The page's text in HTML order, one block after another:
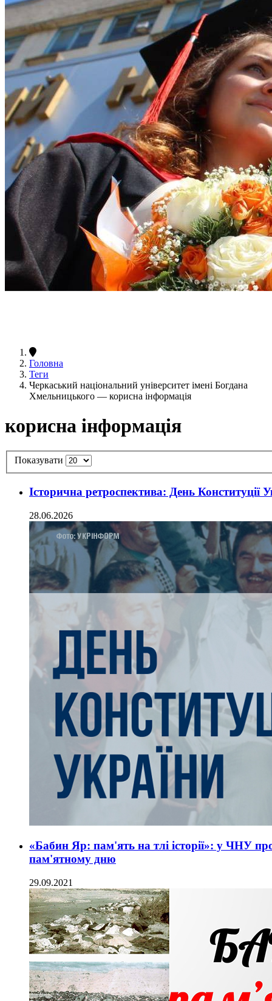
Головна
Теги
Черкаський національний університет імені Богдана
Хмельницького — корисна інформація
корисна інформація
Показувати
Історична ретроспектива: День Конституції
28.06.2026
«Бабин Яр: пам'ять на тлі історії»: у ЧНУ
пам'ятному дню
29.09.2021